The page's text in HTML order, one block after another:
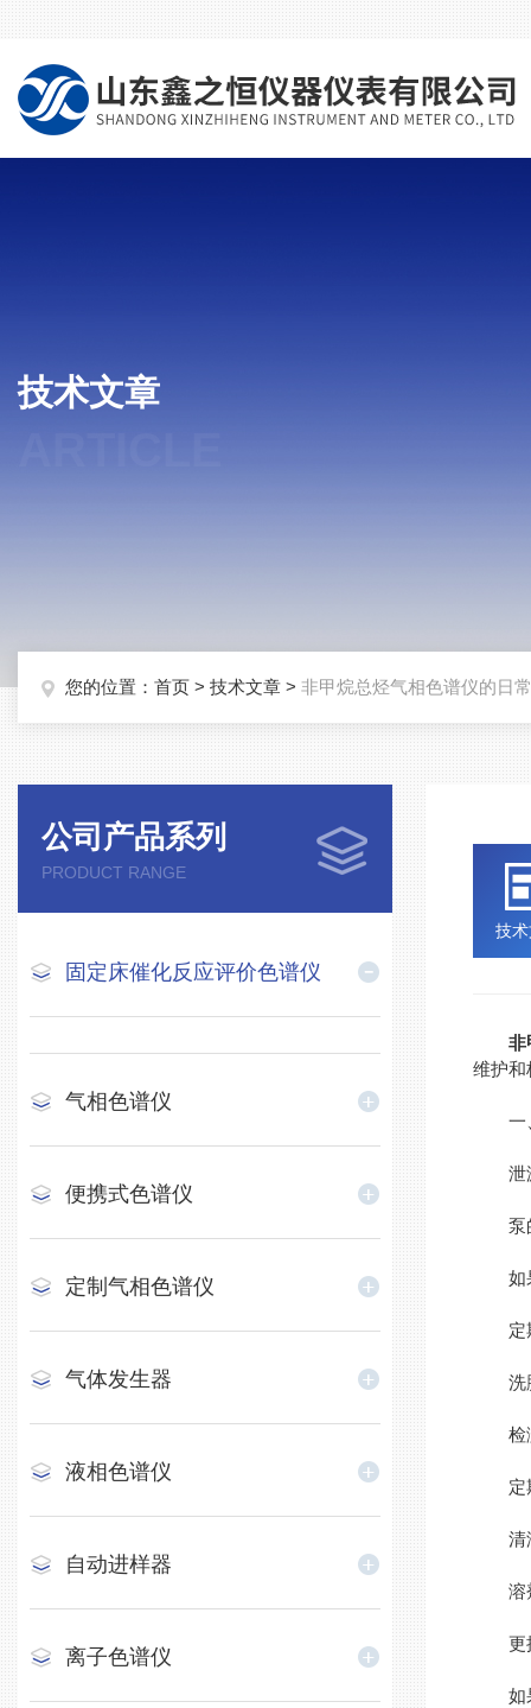
技术文章
您的位置： 首页 > 技术文章 > 非甲烷总烃气相色谱仪的日
公司产品系列
PRODUCT RANGE
固定床催化反应评价色谱仪
气相色谱仪
便携式色谱仪
定制气相色谱仪
气体发生器
液相色谱仪
自动进样器
离子色谱仪
技
非
维护和
一
泄漏
泵的
如果
定期
洗脱
检测
定期
清洁
溶
更换
如果